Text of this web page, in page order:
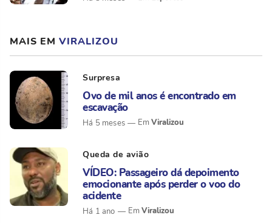
MAIS EM VIRALIZOU
Surpresa
Ovo de mil anos é encontrado em
escavação
Há 5 meses Viralizou
Queda de avião
VÍDEO: Passageiro dá depoimento
emocionante após perder o voo do
acidente
Há 1 ano Viralizou